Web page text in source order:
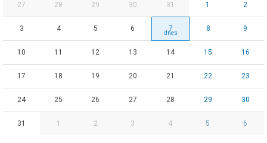
27 28 29 30 31 1 2
3 4 5 6 7 8 9
10 11 12 13 14 15 16
17 18 19 20 21 22 23
24 25 26 27 28 29 30
31 1 2 3 4 5 6